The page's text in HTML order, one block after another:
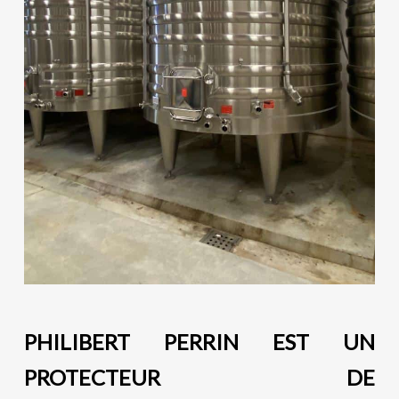
PHILIBERT PERRIN EST UN
PROTECTEUR DE